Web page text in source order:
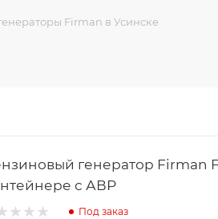
Firman в Усинске
генератор Firman
с АВР
Под заказ